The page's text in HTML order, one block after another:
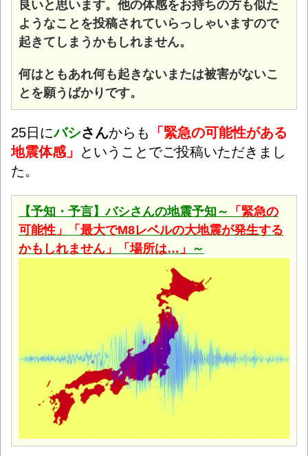
良いと思います。 他の体感をお持ちの方も似た
ようなことを投稿されていらっしゃいますので
起きてしまうかもしれません。
何はともあれ何も起きないまたは被害がないこ
とを願うばかりです。
25日にバシさんからも
「緊急の可能性がある
地震体感」
ということでご投稿いただきまし
た。
【予知・予言】バシさんの地震予知～
「緊急の
可能性」「最大でM8レベルの大地震が発生する
かもしれません」「場所は…」
～